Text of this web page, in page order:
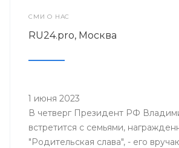
СМИ О НАС
RU24.pro, Москва
1 июня 2023
В четверг Президент РФ
встретится с семьями,
"Родительская слава", - его